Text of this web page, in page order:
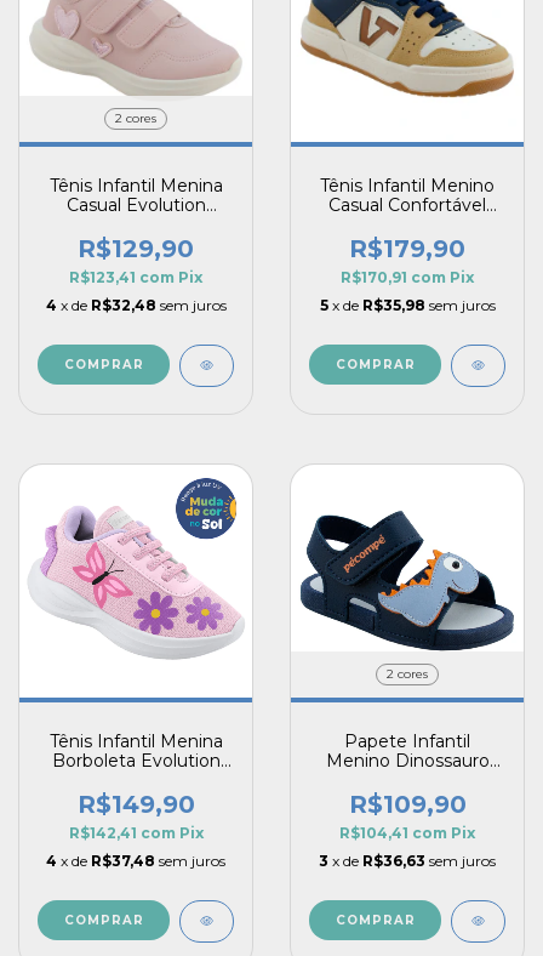
2 cores
Tênis Infantil Menina
Casual Evolution
com Pé Fechamento
Prático Detalhe em
Corações
R$129,90
R$123,41 com Pix
4 x de R$32,48 sem juros
COMPRAR
Tênis Infantil Menino
Casual Confortável
com Recortes Fly
Tech Lançamento
R$179,90
R$170,91 com Pix
5 x de R$35,98 sem juros
COMPRAR
Tênis Infantil Menina
Borboleta Evolution
Sol
R$149,90
R$142,41 com Pix
4 x de R$37,48 sem juros
COMPRAR
2 cores
Papete Infantil
Menino Dinossauro
Segurança para os
Primeiros Passos
R$109,90
R$104,41 com Pix
3 x de R$36,63 sem juros
COMPRAR